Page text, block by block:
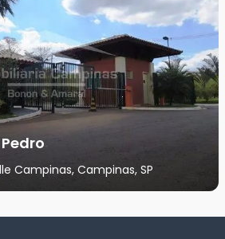
Campinas, Campinas, SP